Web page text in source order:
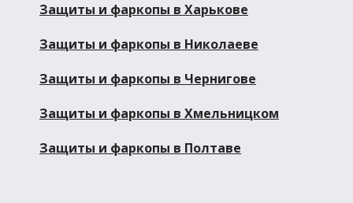
Защиты и фаркопы в Харькове
Защиты и фаркопы в Николаеве
Защиты и фаркопы в Чернигове
Защиты и фаркопы в Хмельницком
Защиты и фаркопы в Полтаве